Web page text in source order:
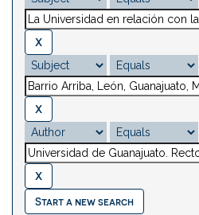
Start a new search